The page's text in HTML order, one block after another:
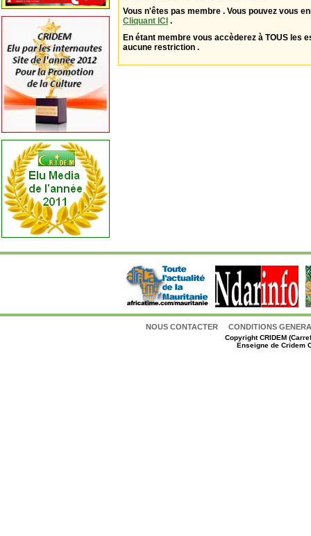
Vous n'êtes pas membre . Vous pouvez vous
Cliquant ICI .
En étant membre vous accèderez à TOUS les
aucune restriction .
NOUS CONTACTER CONDITIONS
CopyrightCRIDEM
Enseigne de Cridem